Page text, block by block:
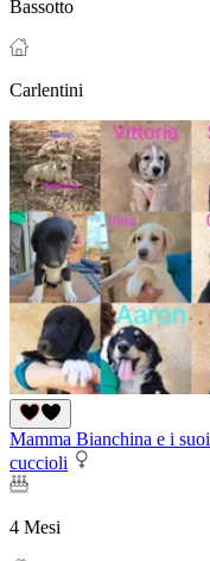
Bassotto
Carlentini
Mamma Bianchina e i suoi
cuccioli
4 Mesi